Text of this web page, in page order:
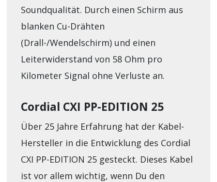
Soundqualität. Durch einen Schirm aus
blanken Cu-Drähten
(Drall-/Wendelschirm) und einen
Leiterwiderstand von 58 Ohm pro
Kilometer Signal ohne Verluste an.
Cordial CXI PP-EDITION 25
Über 25 Jahre Erfahrung hat der Kabel-
Hersteller in die Entwicklung des Cordial
CXI PP-EDITION 25 gesteckt. Dieses Kabel
ist vor allem wichtig, wenn Du den